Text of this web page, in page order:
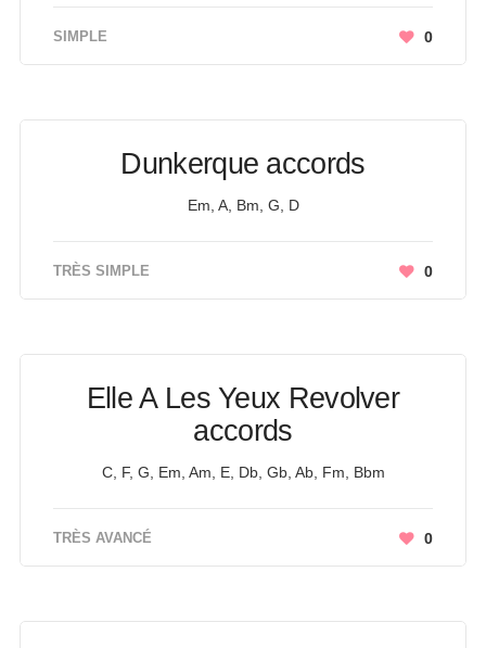
SIMPLE 0
Dunkerque accords
Em, A, Bm, G, D
TRÈS SIMPLE 0
Elle A Les Yeux Revolver
accords
C, F, G, Em, Am, E, Db, Gb, Ab, Fm, Bbm
TRÈS AVANCÉ 0